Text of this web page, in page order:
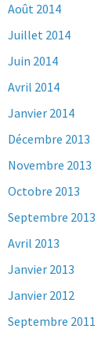
Août 2014
Juillet 2014
Juin 2014
Avril 2014
Janvier 2014
Décembre 2013
Novembre 2013
Octobre 2013
Septembre 2013
Avril 2013
Janvier 2013
Janvier 2012
Septembre 2011